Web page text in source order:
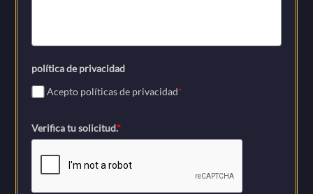
política de privacidad
Acepto políticas de privacidad*
Verifica tu solicitud.*